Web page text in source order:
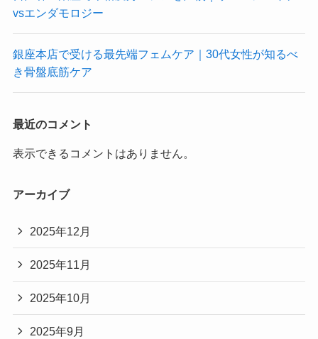
vsエンダモロジー
銀座本店で受ける最先端フェムケア｜30代女性が知るべ
き骨盤底筋ケア
最近のコメント
表示できるコメントはありません。
アーカイブ
2025年12月
2025年11月
2025年10月
2025年9月